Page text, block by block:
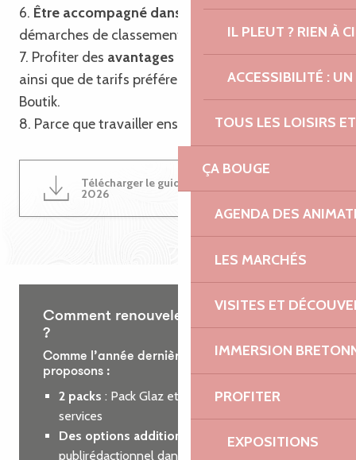
IL PLEUT ? RIEN À
ACCESSIBILITÉ :
TOUS LES LOISIRS
ÇA BOUGE
AGENDA DES
LES MARCHÉS
VISITES ET
IMMERSION
PROFITER
EXPOSITIONS
6. Être accompagné dans vos projetset
démarches de classement et de labellisation.
7. Profiter des avantages du passeport privilège
ainsi que de tarifs préférentiels sur nos produits
Boutik.
8. Parce que travailler ensemble est une évidence !
Télécharger le guide du partenariat
2026
Comment renouveler votre partenariat
?
Comme l’année dernière, nous vous
proposons :
2 packs : Pack Glaz et Pack Roz, incluant des
services
Des options additionnelles
: encart
publirédactionnel dans le guide des loisirs ou